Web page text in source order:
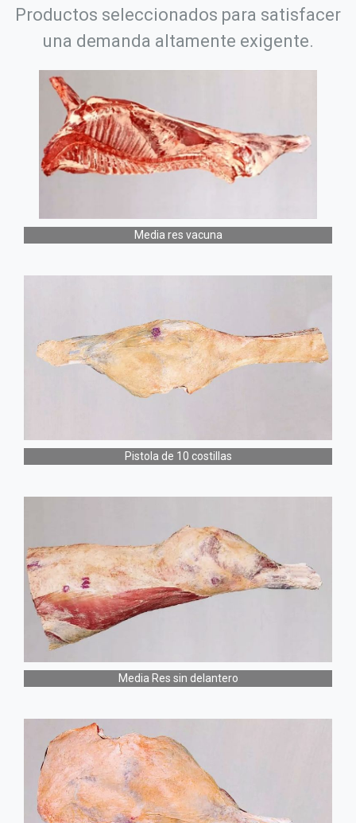
Productos seleccionados para satisfacer
una demanda altamente exigente.
Media res vacuna
Pistola de 10 costillas
Media Res sin delantero